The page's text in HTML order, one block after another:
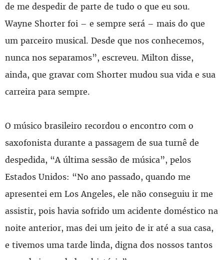
de me despedir de parte de tudo o que eu sou.
Wayne Shorter foi – e sempre será – mais do que
um parceiro musical. Desde que nos conhecemos,
nunca nos separamos”, escreveu. Milton disse,
ainda, que gravar com Shorter mudou sua vida e sua
carreira para sempre.
O músico brasileiro recordou o encontro com o
saxofonista durante a passagem de sua turnê de
despedida, “A última sessão de música”, pelos
Estados Unidos: “No ano passado, quando me
apresentei em Los Angeles, ele não conseguiu ir me
assistir, pois havia sofrido um acidente doméstico na
noite anterior, mas dei um jeito de ir até a sua casa,
e tivemos uma tarde linda, digna dos nossos tantos